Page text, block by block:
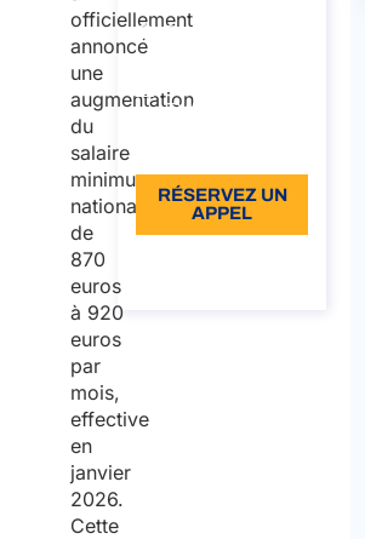
officiellement
annoncé
une
augmentation
du
salaire
minimum
national
de
870
euros
à 920
euros
par
mois,
effective
en
janvier
2026.
Cette
Durée: 30 min
TVA incluse
RÉSERVEZ UN
APPEL